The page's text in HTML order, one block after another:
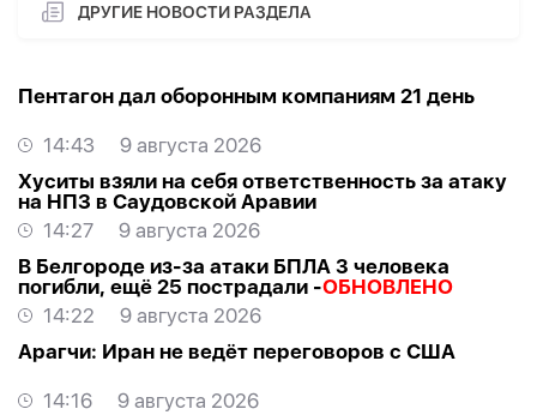
ДРУГИЕ НОВОСТИ РАЗДЕЛА
Пентагон дал оборонным компаниям 21 день
14:43
9 августа 2026
Хуситы взяли на себя ответственность за атаку
на НПЗ в Саудовской Аравии
14:27
9 августа 2026
В Белгороде из-за атаки БПЛА 3 человека
погибли, ещё 25 пострадали -ОБНОВЛЕНО
14:22
9 августа 2026
Арагчи: Иран не ведёт переговоров с США
14:16
9 августа 2026